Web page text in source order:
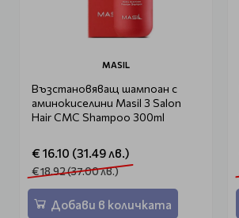
MASIL
Възстановяващ шампоан с
аминокиселини Masil 3 Salon
Hair CMC Shampoo 300ml
€ 16.10 (31.49 лв.)
€ 18.92 (37.00 лв.)
Добави в количката